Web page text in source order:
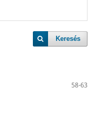
Keresés
58-63